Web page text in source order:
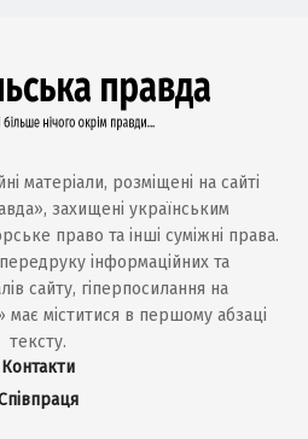
матеріали, розміщені на сайті
захищені українським
право та інші суміжні права.
інформаційних та
сайту, гіперпосилання на
має міститися в першому абзаці
тексту.
Контакти